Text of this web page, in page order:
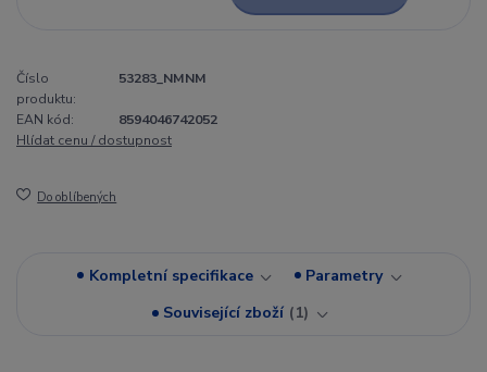
Číslo
produktu:
53283_NMNM
EAN kód:
8594046742052
Hlídat cenu / dostupnost
Do oblíbených
Kompletní specifikace
Parametry
Související zboží
1